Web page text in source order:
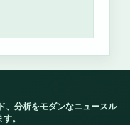
、分析をモダンなニュースル
。